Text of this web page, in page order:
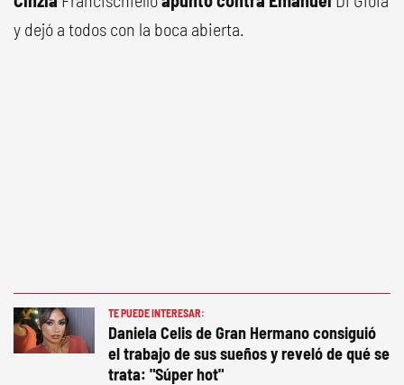
y dejó a todos con la boca abierta.
TE PUEDE INTERESAR:
Daniela Celis de Gran Hermano consiguió
el trabajo de sus sueños y reveló de qué se
trata: "Súper hot"